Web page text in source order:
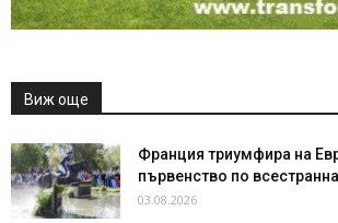
Виж още
Франция триумфира на
първенство по
03.08.2026